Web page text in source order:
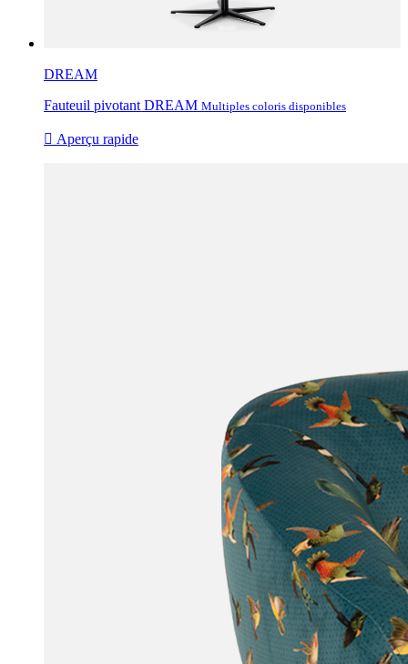
DREAM
Fauteuil pivotant DREAM Multiples coloris disponibles
 Aperçu rapide